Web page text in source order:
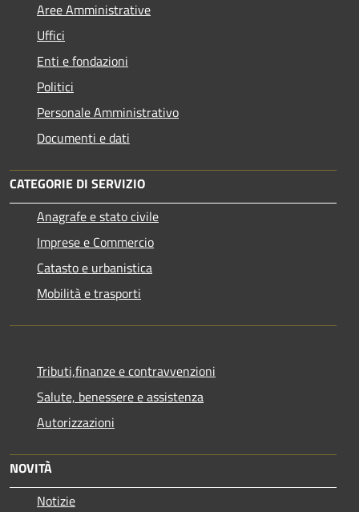
Aree Amministrative
Uffici
Enti e fondazioni
Politici
Personale Amministrativo
Documenti e dati
CATEGORIE DI SERVIZIO
Anagrafe e stato civile
Imprese e Commercio
Catasto e urbanistica
Mobilità e trasporti
Tributi,finanze e contravvenzioni
Salute, benessere e assistenza
Autorizzazioni
NOVITÀ
Notizie